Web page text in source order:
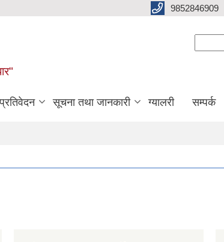
9852846909
प्रतिवेदन सूचना तथा जानकारी ग्यालरी सम्पर्क